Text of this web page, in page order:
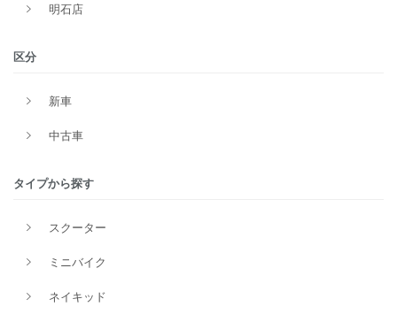
明石店
区分
新車
中古車
タイプから探す
スクーター
ミニバイク
ネイキッド
排気量